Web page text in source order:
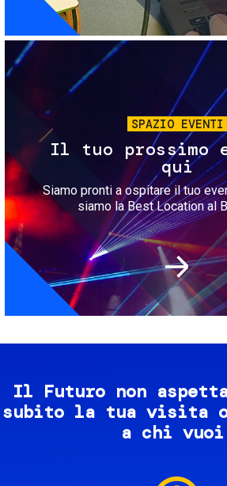
SPAZIO EVENTI
Il tuo prossimo
qui
Siamo pronti a ospitare il tuo
siamo la Best Location al
Il Futuro non
subito la tua visita o
a chi